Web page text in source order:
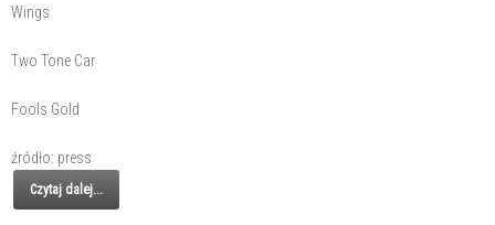
Wings
Two Tone Car
Fools Gold
źródło: press
Czytaj dalej...